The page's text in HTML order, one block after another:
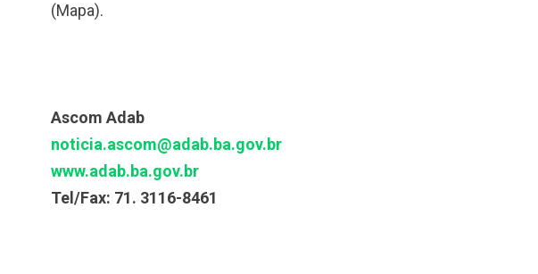
(Mapa).
Ascom Adab
noticia.ascom@adab.ba.gov.br
www.adab.ba.gov.br
Tel/Fax: 71. 3116-8461